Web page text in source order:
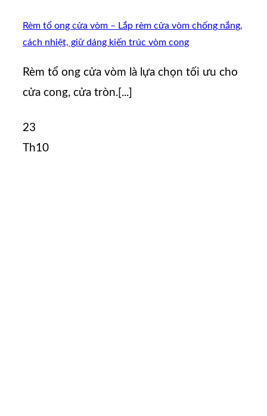
Rèm tổ ong cửa vòm – Lắp rèm cửa vòm chống nắng,
cách nhiệt, giữ dáng kiến trúc vòm cong
Rèm tổ ong cửa vòm là lựa chọn tối ưu cho
cửa cong, cửa tròn.[...]
23
Th10